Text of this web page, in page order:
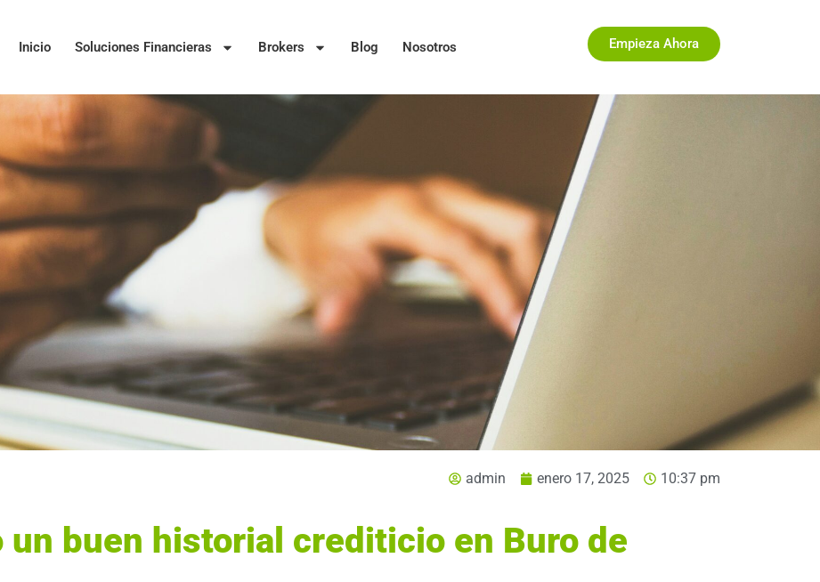
Inicio Soluciones Financieras Brokers Blog Nosotros Empieza Ahora
admin enero 17, 2025 10:37 pm
un buen historial crediticio en Buro de